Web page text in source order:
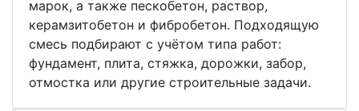
марок, а также пескобетон, раствор,
керамзитобетон и фибробетон. Подходящую
смесь подбирают с учётом типа работ:
фундамент, плита, стяжка, дорожки, забор,
отмостка или другие строительные задачи.